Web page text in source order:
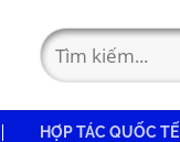
HỢP TÁC QUỐC TẾ